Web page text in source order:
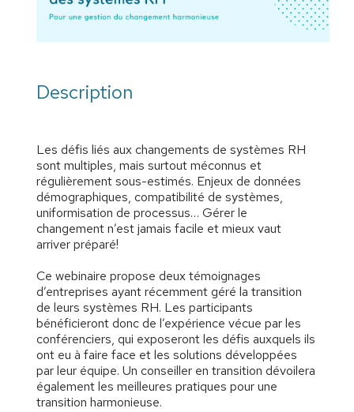
Description
Les défis liés aux changements de systèmes RH
sont multiples, mais surtout méconnus et
régulièrement sous-estimés. Enjeux de données
démographiques, compatibilité de systèmes,
uniformisation de processus… Gérer le
changement n’est jamais facile et mieux vaut
arriver préparé!
Ce webinaire propose deux témoignages
d’entreprises ayant récemment géré la transition
de leurs systèmes RH. Les participants
bénéficieront donc de l’expérience vécue par les
conférenciers, qui exposeront les défis auxquels ils
ont eu à faire face et les solutions développées
par leur équipe. Un conseiller en transition dévoilera
également les meilleures pratiques pour une
transition harmonieuse.